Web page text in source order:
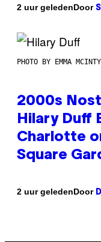
2 uur geledenDoor
PHOTO BY EMMA
2000s
Hilary Duff
Charlotte
Square
2 uur geledenDoor